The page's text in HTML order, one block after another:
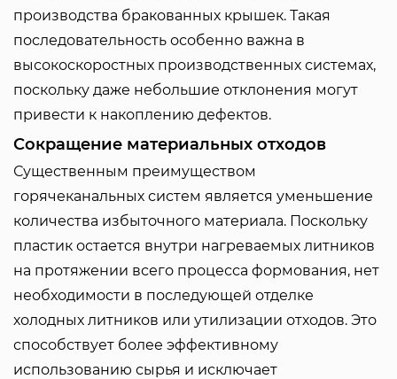
производства бракованных крышек. Такая
последовательность особенно важна в
высокоскоростных производственных системах,
поскольку даже небольшие отклонения могут
привести к накоплению дефектов.
Сокращение материальных отходов
Существенным преимуществом
горячеканальных систем является уменьшение
количества избыточного материала. Поскольку
пластик остается внутри нагреваемых литников
на протяжении всего процесса формования, нет
необходимости в последующей отделке
холодных литников или утилизации отходов. Это
способствует более эффективному
использованию сырья и исключает